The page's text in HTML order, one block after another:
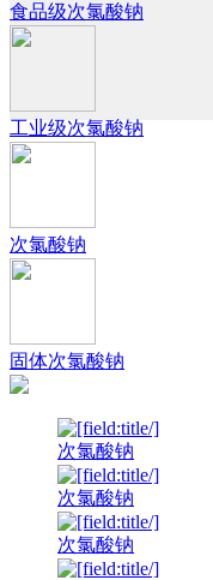
食品级次氯酸钠
工业级次氯酸钠
次氯酸钠
固体次氯酸钠
次氯酸钠
次氯酸钠
次氯酸钠